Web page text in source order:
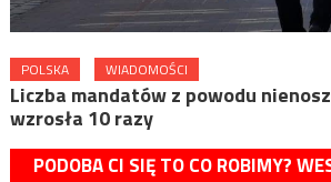
POLSKA WIADOMOŚCI
Liczba mandatów z powodu
wzrosła 10 razy
PODOBA CI SIĘ TO CO ROBIMY?